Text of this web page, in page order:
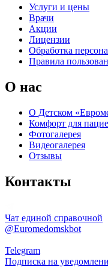
Услуги и цены
Врачи
Акции
Лицензии
Обработка
Правила
О нас
О Детском
Комфорт для
Фотогалерея
Видеогалерея
Отзывы
Контакты
Чат единой справочной
@Euromedomskbot
Telegram
Подписка на